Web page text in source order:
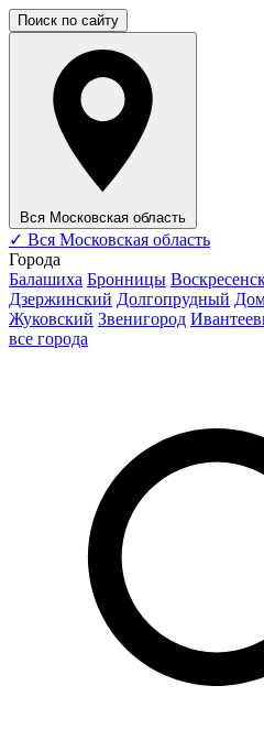
Поиск по сайту
Вся Московская область
✓ Вся Московская область
Города
Балашиха Бронницы
Дзержинский Долгопрудный
Жуковский Звенигород
все города